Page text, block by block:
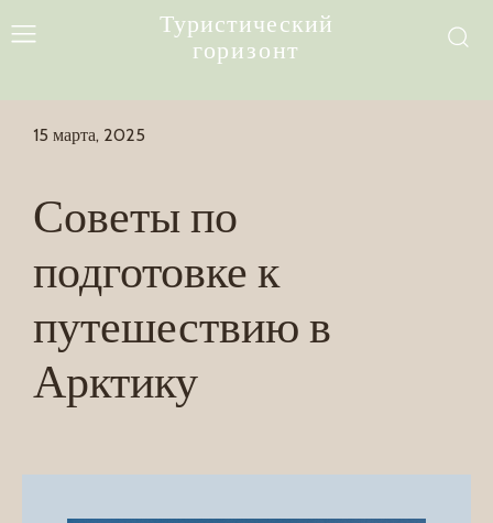
Туристический
горизонт
Советы по
подготовке к
путешествию в
Арктику
15 марта, 2025